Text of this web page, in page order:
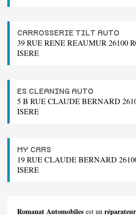
CARROSSERIE TILT AUTO
39 RUE RENE REAUMUR 26100
ISERE
ES CLEANING AUTO
5 B RUE CLAUDE BERNARD
ISERE
MY CARS
19 RUE CLAUDE BERNARD
ISERE
Romanat Automobiles est un